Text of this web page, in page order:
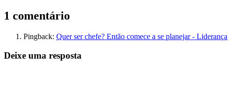
1 comentário
Pingback: Quer ser chefe? Então comece a se planejar - Liderança
Deixe uma resposta